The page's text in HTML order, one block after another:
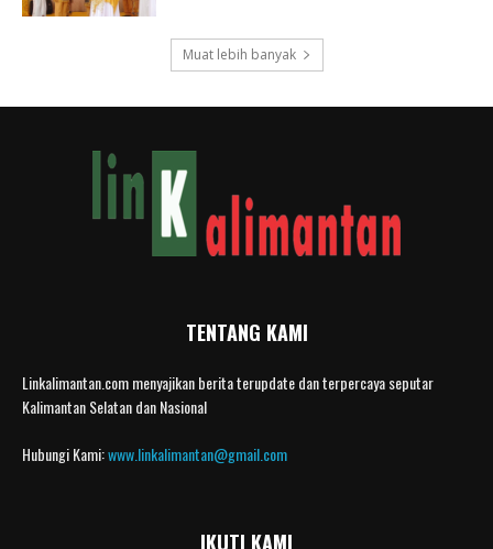
Muat lebih banyak
TENTANG KAMI
Linkalimantan.com menyajikan berita terupdate dan terpercaya seputar
Kalimantan Selatan dan Nasional
Hubungi Kami:www.linkalimantan@gmail.com
IKUTI KAMI